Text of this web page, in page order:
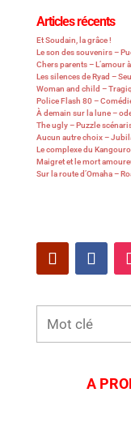
Articles récents
Et Soudain, la grâce !
Le son des souvenirs –
Chers parents – L’amour
Les silences de Ryad –
Woman and child –
Police Flash 80 –
À demain sur la lune –
The ugly – Puzzle
Aucun autre choix –
Le complexe du
Maigret et le mort
Sur la route d’Omaha –
Rechercher:
A